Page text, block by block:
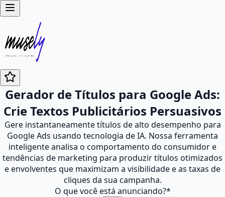
Gerador de Títulos para Google Ads:
Crie Textos Publicitários Persuasivos
Gere instantaneamente títulos de alto desempenho para
Google Ads usando tecnologia de IA. Nossa ferramenta
inteligente analisa o comportamento do consumidor e
tendências de marketing para produzir títulos otimizados
e envolventes que maximizam a visibilidade e as taxas de
cliques da sua campanha.
O que você está anunciando?*